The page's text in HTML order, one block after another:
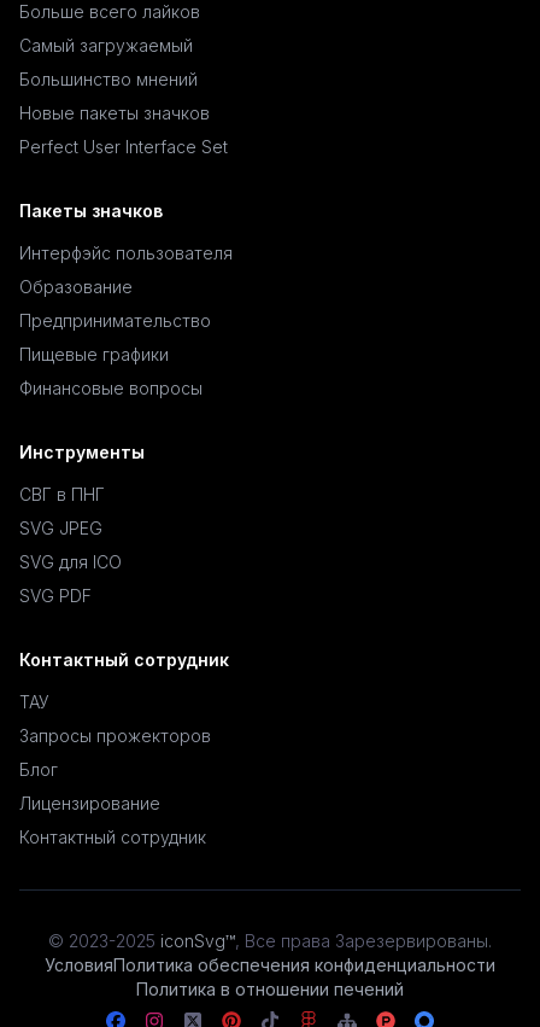
Больше всего лайков
Самый загружаемый
Большинство мнений
Новые пакеты значков
Perfect User Interface Set
Пакеты значков
Интерфэйс пользователя
Образование
Предпринимательство
Пищевые графики
Финансовые вопросы
Инструменты
СВГ в ПНГ
SVG JPEG
SVG для ICO
SVG PDF
Контактный сотрудник
ТАУ
Запросы прожекторов
Блог
Лицензирование
Контактный сотрудник
© 2023-2025 iconSvg™, Все права Зарезервированы.
УсловияПолитика обеспечения конфиденциальности
Политика в отношении печений